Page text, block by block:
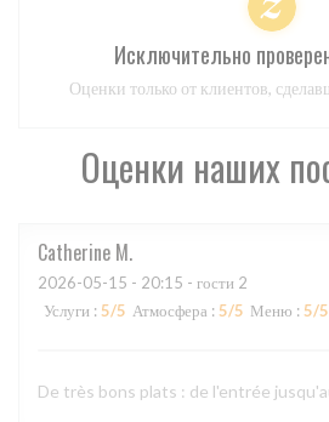
Оценки наших
Catherine M
2026-05-15 - 20:15 - гости 2
Услуги : 5/5 Атмосфера : 5/5 Меню : 5/5
De très bons plats : de l'entrée
Исключительно
Оценки только от клиентов,